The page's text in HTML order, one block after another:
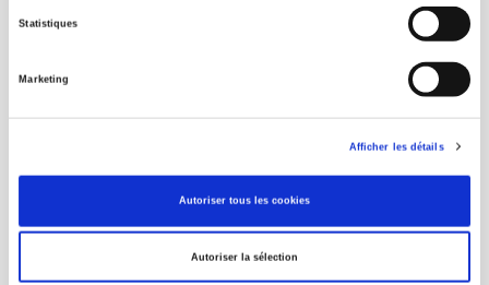
Statistiques
Marketing
Afficher les détails
Autoriser tous les cookies
Autoriser la sélection
À paraître
Revue française de science politique 76-2, avril-juin